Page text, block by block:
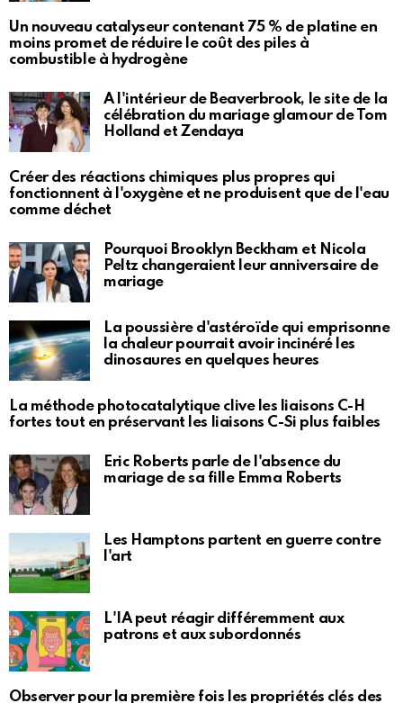
Un nouveau catalyseur contenant 75 % de platine en
moins promet de réduire le coût des piles à
combustible à hydrogène
À l'intérieur de Beaverbrook, le site de la
célébration du mariage glamour de Tom
Holland et Zendaya
Créer des réactions chimiques plus propres qui
fonctionnent à l'oxygène et ne produisent que de l'eau
comme déchet
Pourquoi Brooklyn Beckham et Nicola
Peltz changeraient leur anniversaire de
mariage
La poussière d'astéroïde qui emprisonne
la chaleur pourrait avoir incinéré les
dinosaures en quelques heures
La méthode photocatalytique clive les liaisons C-H
fortes tout en préservant les liaisons C-Si plus faibles
Eric Roberts parle de l'absence du
mariage de sa fille Emma Roberts
Les Hamptons partent en guerre contre
l'art
L'IA peut réagir différemment aux
patrons et aux subordonnés
Observer pour la première fois les propriétés clés des